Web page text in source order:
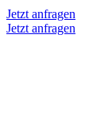
Jetzt anfragen
Jetzt anfragen